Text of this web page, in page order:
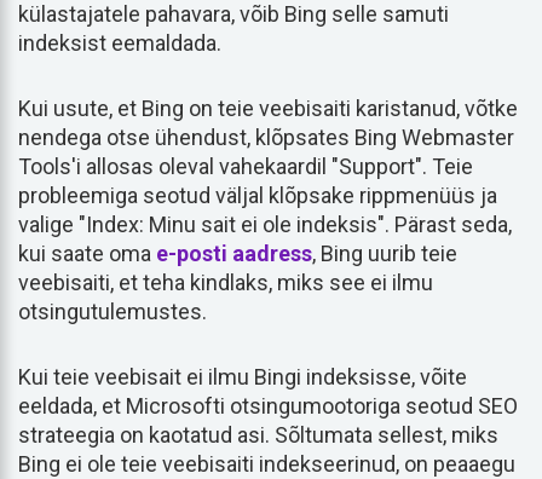
külastajatele pahavara, võib Bing selle samuti
indeksist eemaldada.
Kui usute, et Bing on teie veebisaiti karistanud, võtke
nendega otse ühendust, klõpsates Bing Webmaster
Tools'i allosas oleval vahekaardil "Support". Teie
probleemiga seotud väljal klõpsake rippmenüüs ja
valige "Index: Minu sait ei ole indeksis". Pärast seda,
kui saate oma e-posti aadress, Bing uurib teie
veebisaiti, et teha kindlaks, miks see ei ilmu
otsingutulemustes.
Kui teie veebisait ei ilmu Bingi indeksisse, võite
eeldada, et Microsofti otsingumootoriga seotud SEO
strateegia on kaotatud asi. Sõltumata sellest, miks
Bing ei ole teie veebisaiti indekseerinud, on peaaegu